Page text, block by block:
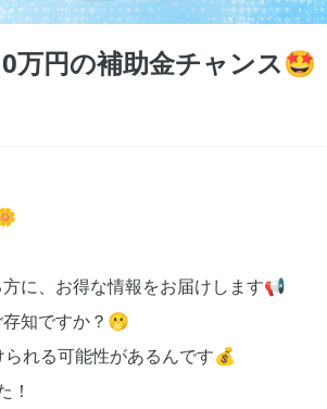
万円の補助金チャンス🤩
に、お得な情報をお届けします📢
知ですか？🫢
れる可能性があるんです💰
！